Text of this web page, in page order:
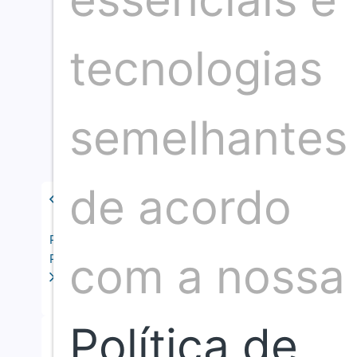
Publicação anterior
Próxima publicação
tecnologias
semelhantes
de acordo
com a nossa